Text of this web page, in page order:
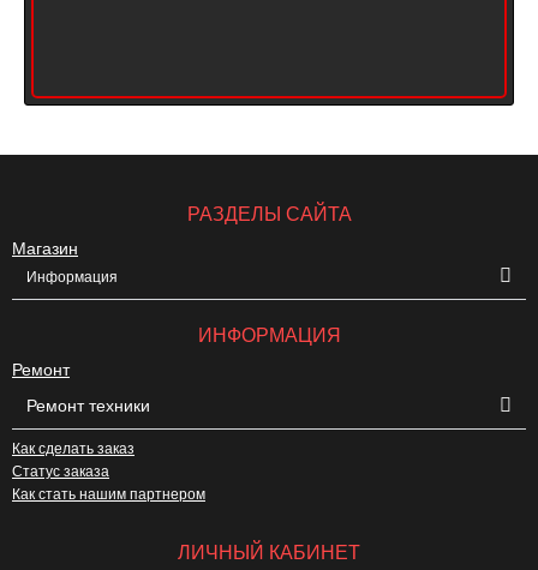
РАЗДЕЛЫ САЙТА
Магазин
Информация
ИНФОРМАЦИЯ
Ремонт
Ремонт техники
Как сделать заказ
Статус заказа
Как стать нашим партнером
ЛИЧНЫЙ КАБИНЕТ